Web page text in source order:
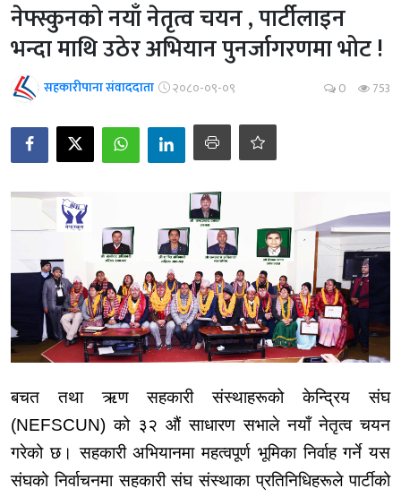
नेफ्स्कुनको नयाँ नेतृत्व चयन , पार्टीलाइन
भन्दा माथि उठेर अभियान पुनर्जागरणमा भोट !
सहकारीपाना संवाददाता २०८०-०९-०९ 0 753
बचत तथा ऋण सहकारी संस्थाहरूको केन्द्रिय संघ
(NEFSCUN) को ३२ औं साधारण सभाले नयाँ नेतृत्व चयन
गरेको छ। सहकारी अभियानमा महत्वपूर्ण भूमिका निर्वाह गर्ने यस
संघको निर्वाचनमा सहकारी संघ संस्थाका प्रतिनिधिहरूले पार्टीको